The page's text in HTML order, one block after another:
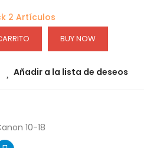
2 Artículos
BUY NOW
Añadir a la lista de deseos
10-18